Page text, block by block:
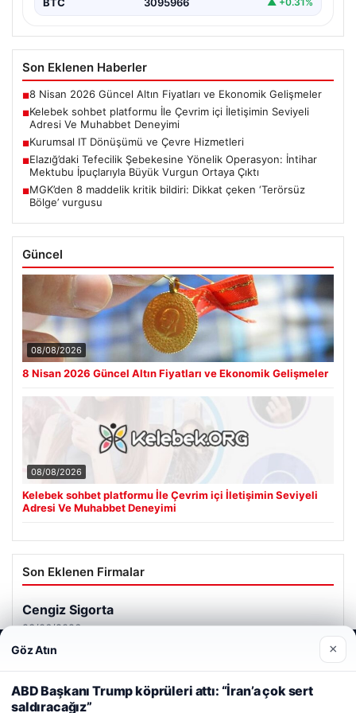
Son Eklenen Haberler
■8 Nisan 2026 Güncel Altın Fiyatları ve Ekonomik Gelişmeler
■Kelebek sohbet platformu İle Çevrim içi İletişimin Seviyeli
Adresi Ve Muhabbet Deneyimi
■Kurumsal IT Dönüşümü ve Çevre Hizmetleri
■Elazığ’daki Tefecilik Şebekesine Yönelik Operasyon: İntihar
Mektubu İpuçlarıyla Büyük Vurgun Ortaya Çıktı
■MGK’den 8 maddelik kritik bildiri: Dikkat çeken ‘Terörsüz
Bölge’ vurgusu
Güncel
08/08/2026
8 Nisan 2026 Güncel Altın Fiyatları ve Ekonomik Gelişmeler
08/08/2026
Kelebek sohbet platformu İle Çevrim içi İletişimin Seviyeli
Adresi Ve Muhabbet Deneyimi
Son Eklenen Firmalar
Cengiz Sigorta
23/06/2026
Web sitemizi nasıl kullandığınızı daha iyi anlayabilmek,
deneyiminizi kişiselleştirmek ve geliştirmek amacıyla çerezler
kullanıyoruz.
Çerez Politikamız
Reddet
Göz Atın ×
ABD Başkanı Trump köprüleri attı: “İran’a çok sert
saldıracağız”